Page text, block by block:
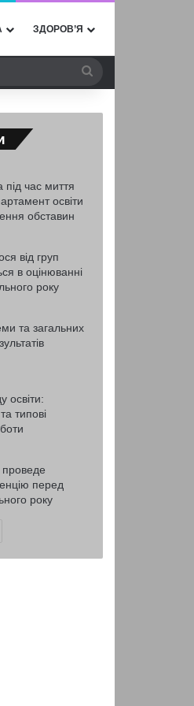
ЗДОРОВ’Я
під час миття
освіти
обставин
від груп
в оцінюванні
року
та загальних
освіти:
типові
перед
року